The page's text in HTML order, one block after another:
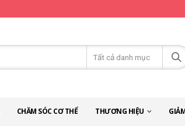
CHĂM SÓC CƠ THỂ THƯƠNG HIỆU